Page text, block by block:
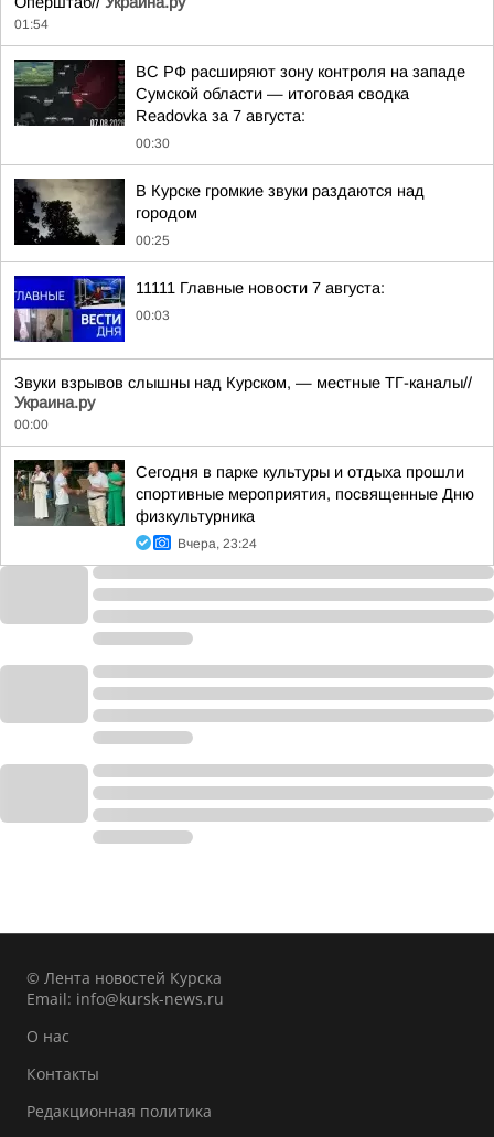
01:54
ВС РФ расширяют зону контроля на западе
Сумской области — итоговая сводка
Readovka за 7 августа:
00:30
В Курске громкие звуки раздаются над
городом
00:25
11111 Главные новости 7 августа:
00:03
Звуки взрывов слышны над Курском, — местные ТГ-каналы//
Украина.ру
00:00
Сегодня в парке культуры и отдыха прошли
спортивные мероприятия, посвященные Дню
физкультурника
Вчера, 23:24
© Лента новостей Курска
Email: info@kursk-news.ru
О нас
Контакты
Редакционная политика